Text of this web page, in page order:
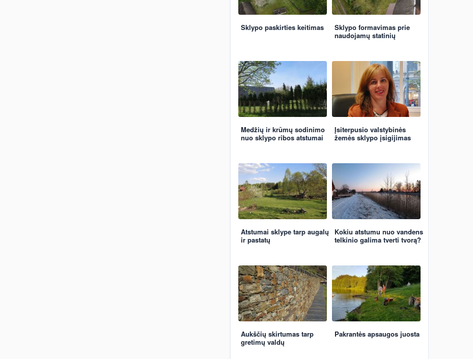
Sklypo paskirties keitimas
Sklypo formavimas prie
naudojamų statinių
Medžių ir krūmų sodinimo
nuo sklypo ribos atstumai
Įsiterpusio valstybinės
žemės sklypo įsigijimas
Atstumai sklype tarp augalų
ir pastatų
Kokiu atstumu nuo vandens
telkinio galima tverti tvorą?
Aukščių skirtumas tarp
gretimų valdų
Pakrantės apsaugos juosta